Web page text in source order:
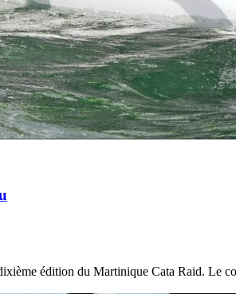
édition du Martinique Cata Raid. Le